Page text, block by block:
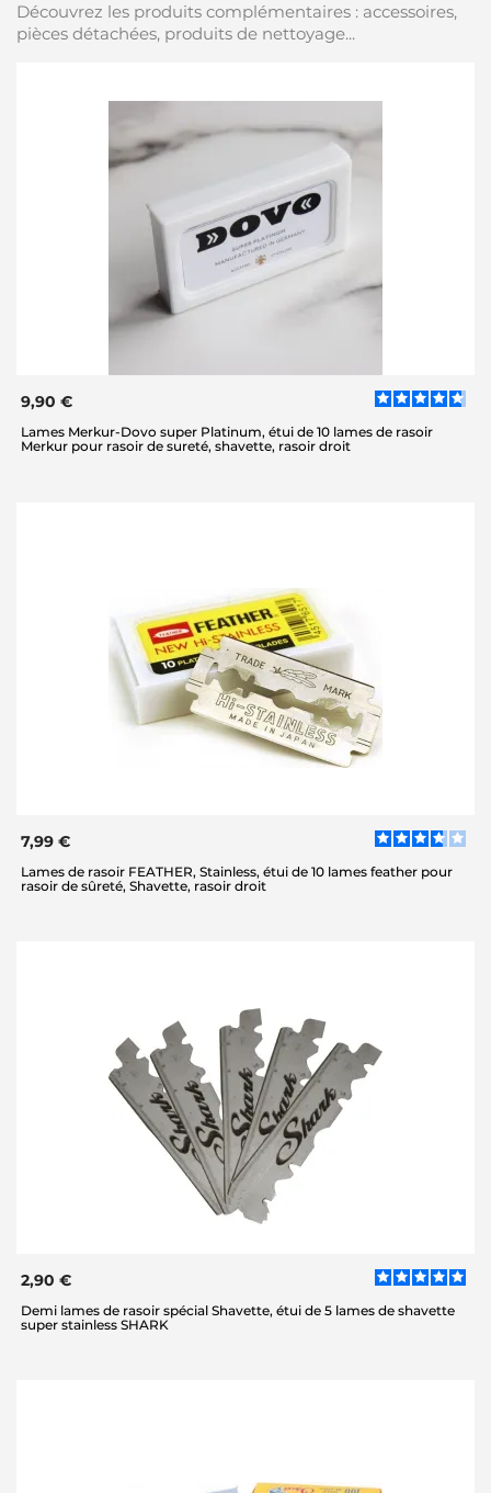
Découvrez les produits complémentaires : accessoires,
pièces détachées, produits de nettoyage...
9,90 €
Lames Merkur-Dovo super Platinum, étui de 10 lames de rasoir
Merkur pour rasoir de sureté, shavette, rasoir droit
7,99 €
Lames de rasoir FEATHER, Stainless, étui de 10 lames feather pour
rasoir de sûreté, Shavette, rasoir droit
2,90 €
Demi lames de rasoir spécial Shavette, étui de 5 lames de shavette
super stainless SHARK